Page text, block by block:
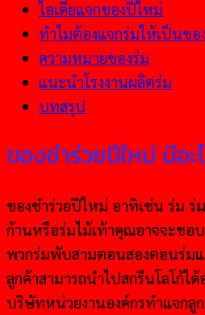
ไอเดียแจกของปีใหม่
ทำไมต้องแจกร่มให้เป็นขอ
ความหมายของร่ม
แนะนำโรงงานผลิตร่ม
บทสรุป
ของชำร่วยปีใหม่ มีอะ
ของชำร่วยปีใหม่ อาทิเช่น ร่ม ร่
ก้านหรือร่มไม้เท้าคุณอาจจะชอ
พวกร่มพับสามตอนสองตอนร่ม
ลูกค้าสามารถนำไปสกรีนโลโก้ได้
บริษัทหน่วยงานองค์กรทำแจก